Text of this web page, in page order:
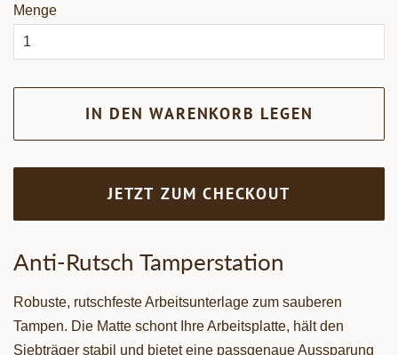
Menge
IN DEN WARENKORB LEGEN
JETZT ZUM CHECKOUT
Anti-Rutsch Tamperstation
Robuste, rutschfeste Arbeitsunterlage zum sauberen
Tampen. Die Matte schont Ihre Arbeitsplatte, hält den
Siebträger stabil und bietet eine passgenaue Aussparung